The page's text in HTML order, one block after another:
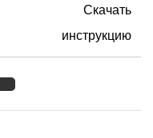
Скачать
инструкцию